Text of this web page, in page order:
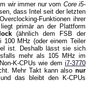
wir immer nur vom Core i5-
dass Intel seit der letzten
Funktionen ihrer
primär an der Plattform
(ähnlich dem FSB der
100 MHz (oder einem Teiler
ist. Deshalb lässt sie sich
mehr als 105 MHz im
K-CPUs wie dem i7-3770
Mehr Takt kann also nur
das bleibt den K-CPUs